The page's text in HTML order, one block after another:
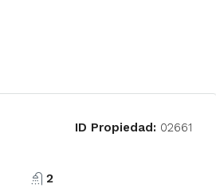
ID Propiedad: 02661
2